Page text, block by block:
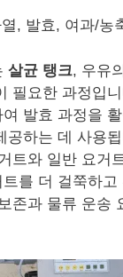
, 발효, 여과/농
살균 탱크, 우유
필요한 과정입
발효 과정을
공하는 데 사용
트와 일반 요거
를 더 걸쭉하
존과 물류 운송